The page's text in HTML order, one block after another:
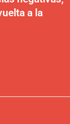
a la